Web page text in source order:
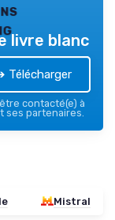
livre blanc
Télécharger
contacté(e) à
ses partenaires.
Mistral